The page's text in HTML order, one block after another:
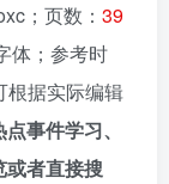
；页数： 39
体；参考时
根据实际编辑
事件学习、
或者直接搜